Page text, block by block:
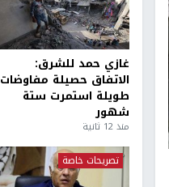
غازي حمد للشرق:
الاتفاق حصيلة مفاوضات
طويلة استمرت ستة
شهور
منذ 12 ثانية
تصريحات خاصة